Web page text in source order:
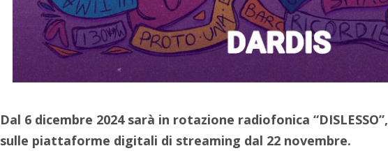
Dal 6 dicembre 2024 sarà in rotazione radiofonica “DISLESSO”,
sulle piattaforme digitali di streaming dal 22 novembre.